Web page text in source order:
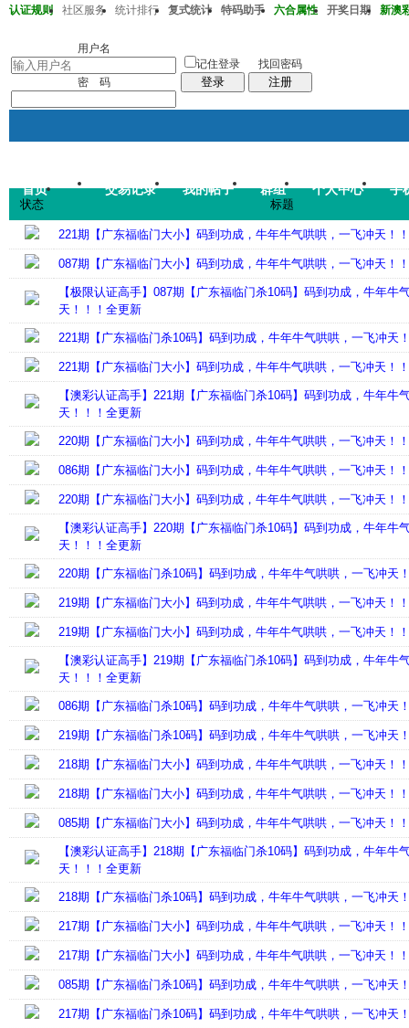
认证规则 社区服务 统计排行 复式统计 特码助手 六合属性 开奖日期
新澳
用户名
密 码
记住登录
登录
找回密码
注册
首页 交易记录 我的帖子 群组 个人中心 手
帖子
码皇总管 说：2026年7月底
状态 标题
221期【广东福临门大小】码到功成，牛年牛气哄哄，一飞冲天！
087期【广东福临门大小】码到功成，牛年牛气哄哄，一飞冲天！
【极限认证高手】087期【广东福临门杀10码】码到功成，牛年牛
天！！！全更新
221期【广东福临门杀10码】码到功成，牛年牛气哄哄，一飞冲天
221期【广东福临门大小】码到功成，牛年牛气哄哄，一飞冲天！
【澳彩认证高手】221期【广东福临门杀10码】码到功成，牛年牛
天！！！全更新
220期【广东福临门大小】码到功成，牛年牛气哄哄，一飞冲天！
086期【广东福临门大小】码到功成，牛年牛气哄哄，一飞冲天！
220期【广东福临门大小】码到功成，牛年牛气哄哄，一飞冲天！
【澳彩认证高手】220期【广东福临门杀10码】码到功成，牛年牛
天！！！全更新
220期【广东福临门杀10码】码到功成，牛年牛气哄哄，一飞冲天
219期【广东福临门大小】码到功成，牛年牛气哄哄，一飞冲天！
219期【广东福临门大小】码到功成，牛年牛气哄哄，一飞冲天！
【澳彩认证高手】219期【广东福临门杀10码】码到功成，牛年牛
天！！！全更新
086期【广东福临门杀10码】码到功成，牛年牛气哄哄，一飞冲天
219期【广东福临门杀10码】码到功成，牛年牛气哄哄，一飞冲天
218期【广东福临门大小】码到功成，牛年牛气哄哄，一飞冲天！
218期【广东福临门大小】码到功成，牛年牛气哄哄，一飞冲天！
085期【广东福临门大小】码到功成，牛年牛气哄哄，一飞冲天！
【澳彩认证高手】218期【广东福临门杀10码】码到功成，牛年牛
天！！！全更新
218期【广东福临门杀10码】码到功成，牛年牛气哄哄，一飞冲天
217期【广东福临门大小】码到功成，牛年牛气哄哄，一飞冲天！
217期【广东福临门大小】码到功成，牛年牛气哄哄，一飞冲天！
085期【广东福临门杀10码】码到功成，牛年牛气哄哄，一飞冲天
217期【广东福临门杀10码】码到功成，牛年牛气哄哄，一飞冲天